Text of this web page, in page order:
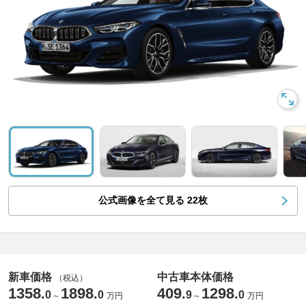
公式画像を全て見る 22枚
新車価格 （税込）
1358.0 ～ 1898.0 万円
中古車本体価格
409.9 ～ 1298.0 万円